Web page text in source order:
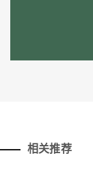
相关推荐